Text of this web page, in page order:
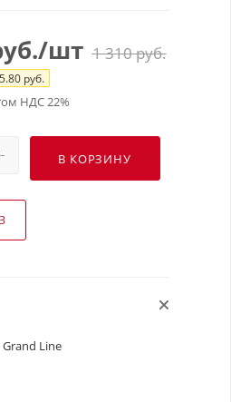
/шт 1 310руб.
руб.
НДС 22%
В КОРЗИНУ
Grand Line